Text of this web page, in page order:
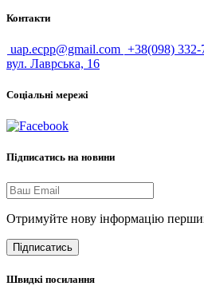
Контакти
uap.ecpp@gmail.com +38(098) 332-
вул. Лаврська, 16
Соціальні мережі
Підписатись на новини
Отримуйте нову інформацію
Підписатись
Швидкі посилання